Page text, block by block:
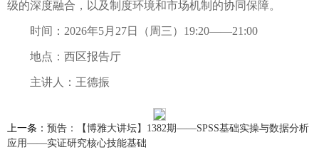
级的深度融合，以及制度环境和市场机制的协同保障。
时间：2026年5月27日（周三）19:20——21:00
地点：西区报告厅
主讲人：王德振
上一条： 预告：【博雅大讲坛】1382期——SPSS基础实操与数据分析
应用——实证研究核心技能基础